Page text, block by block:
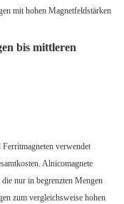
mit hohen Magnetfeldstärken
bis mittleren
verwendet
Alnicomagnete
nur in begrenzten Mengen
zum vergleichsweise hohen